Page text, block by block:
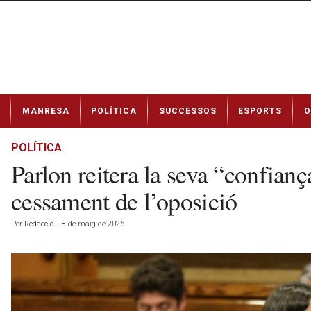
t
MANRESA POLÍTICA SUCCESSOS ESPORTS
POLÍTICA
Parlon reitera la seva
cessament de l’oposició
Por Redacció - 8 de maig de 2026